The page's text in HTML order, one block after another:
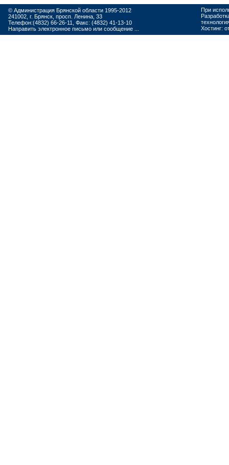
© Администрация Брянской области 1995-2012
241002, г. Брянск, просп. Ленина, 33
Телефон:(4832) 66-26-11, Факс: (4832) 41-13-10
Направить электронное письмо или сообщение ...
При
Хостинг: